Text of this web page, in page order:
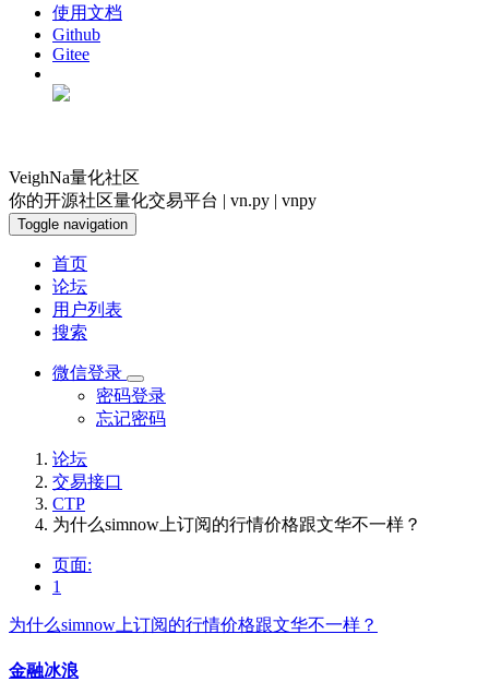
使用文档
Github
Gitee
VeighNa量化社区
你的开源社区量化交易平台 | vn.py | vnpy
Toggle navigation
首页
论坛
用户列表
搜索
微信登录
密码登录
忘记密码
论坛
交易接口
CTP
为什么simnow上订阅的行情价格跟文华不一样？
页面:
1
为什么simnow上订阅的行情价格跟文华不一样？
金融冰浪